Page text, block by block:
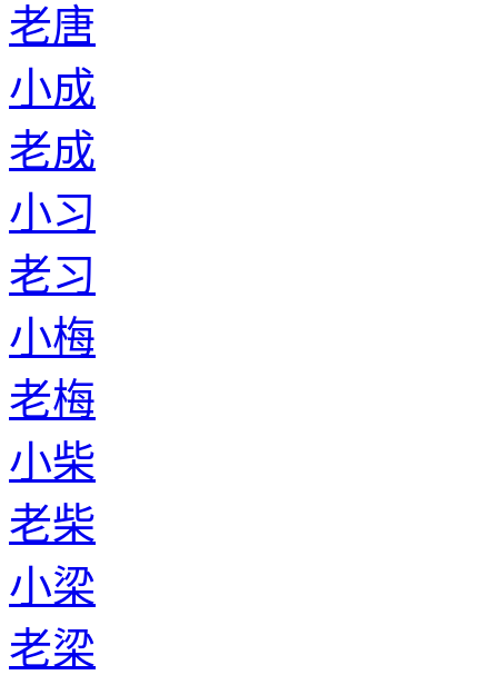
老唐
小成
老成
小习
老习
小梅
老梅
小柴
老柴
小梁
老梁